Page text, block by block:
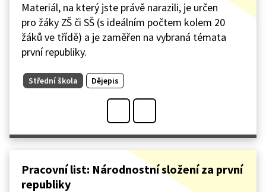
Materiál, na který jste právě narazili, je určen
pro žáky ZŠ či SŠ (s ideálním počtem kolem 20
žáků ve třídě) a je zaměřen na vybraná témata
první republiky.
Střední škola Dějepis
Pracovní list: Národnostní složení za první
republiky